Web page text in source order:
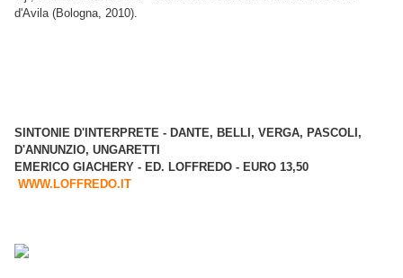
d'Avila (Bologna, 2010).
SINTONIE D'INTERPRETE - DANTE, BELLI, VERGA, PASCOLI,
D'ANNUNZIO, UNGARETTI
EMERICO GIACHERY - ED. LOFFREDO - EURO 13,50
WWW.LOFFREDO.IT